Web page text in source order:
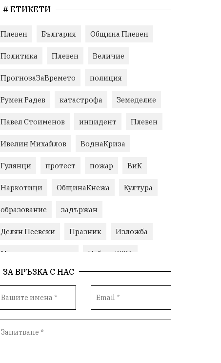
# ЕТИКЕТИ
Плевен България Община Плевен
Политика Плевен Величие
ПрогнозаЗаВремето полиция
Румен Радев катастрофа Земеделие
Павел Стоименов инцидент Плевен
Ивелин Михайлов ВоднаКриза
Гулянци протест пожар ВиК
Наркотици ОбщинаКнежа Култура
образование задържан
Делян Пеевски Празник Изложба
Министерски съвет Избори2026
Корупция воден режим
ЛетниПожари ОбластПлевен
ученици ремонти Красив Плевен
ЗА ВРЪЗКА С НАС